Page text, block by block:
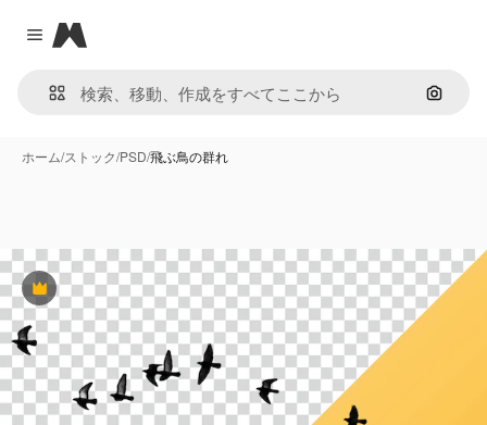
Close menu
Magnific
画像で
ホーム/ストック/PSD/飛ぶ鳥の群れ
Premium